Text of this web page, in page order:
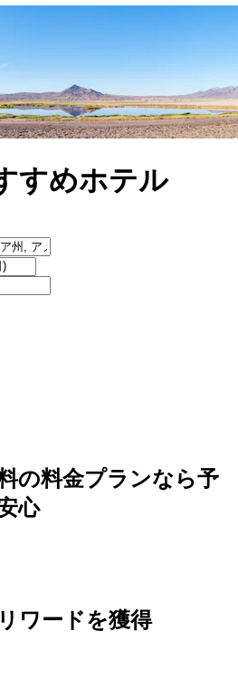
すめホテル
の料金プランなら予
心
ワードを獲得